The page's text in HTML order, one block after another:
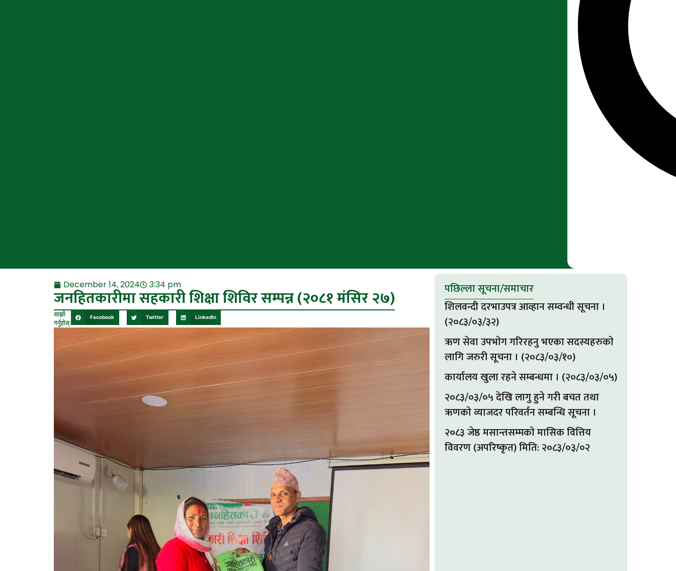
December 14, 2024 3:34 pm
जनहितकारीमा सहकारी शिक्षा शिविर सम्पन्न (२०८१ मंसिर २७)
साझाँ
गर्नुहोस्:
Facebook Twitter LinkedIn
पछिल्ला सूचना/समाचार
शिलवन्दी दरभाउपत्र आव्हान सम्वन्धी सूचना ।
(२०८३/०३/३२)
ऋण सेवा उपभाेग गरिरहनु भएका सदस्यहरुकाे
लागि जरुरी सूचना । (२०८३/०३/१०)
कार्यालय खुला रहने सम्बन्धमा । (२०८३/०३/०५)
२०८३/०३/०५ देखि लागु हुने गरी बचत तथा
ऋणकाे व्याजदर परिवर्तन सम्बन्धि सूचना ।
२०८३ जेष्ठ मसान्तसम्मकाे मासिक वित्तिय
विवरण (अपरिष्कृत) मिति: २०८३/०३/०२